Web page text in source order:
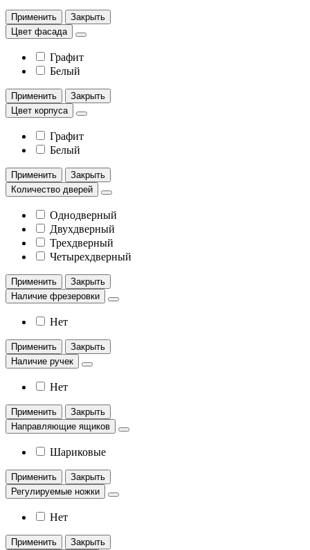
Применить
Закрыть
Цвет фасада
Графит
Белый
Применить
Закрыть
Цвет корпуса
Графит
Белый
Применить
Закрыть
Количество дверей
Однодверный
Двухдверный
Трехдверный
Четырехдверный
Применить
Закрыть
Наличие фрезеровки
Нет
Применить
Закрыть
Наличие ручек
Нет
Применить
Закрыть
Направляющие ящиков
Шариковые
Применить
Закрыть
Регулируемые ножки
Нет
Применить
Закрыть